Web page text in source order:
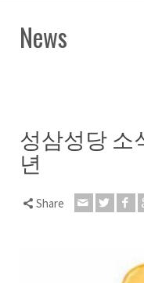
News
성삼성당 소
년
Share